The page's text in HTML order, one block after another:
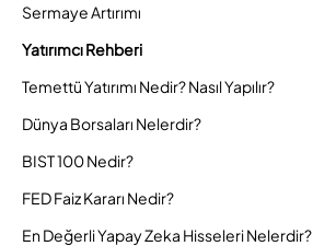
Sermaye Artırımı
Yatırımcı Rehberi
Temettü Yatırımı Nedir? Nasıl Yapılır?
Dünya Borsaları Nelerdir?
BIST 100 Nedir?
FED Faiz Kararı Nedir?
En Değerli Yapay Zeka Hisseleri Nelerdir?